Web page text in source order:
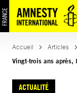
Aller
au
contenu
Accueil Articles
Vingt-trois ans après,
ACTUALITÉ